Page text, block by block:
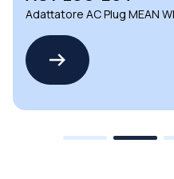
Adattatore AC Plug MEAN